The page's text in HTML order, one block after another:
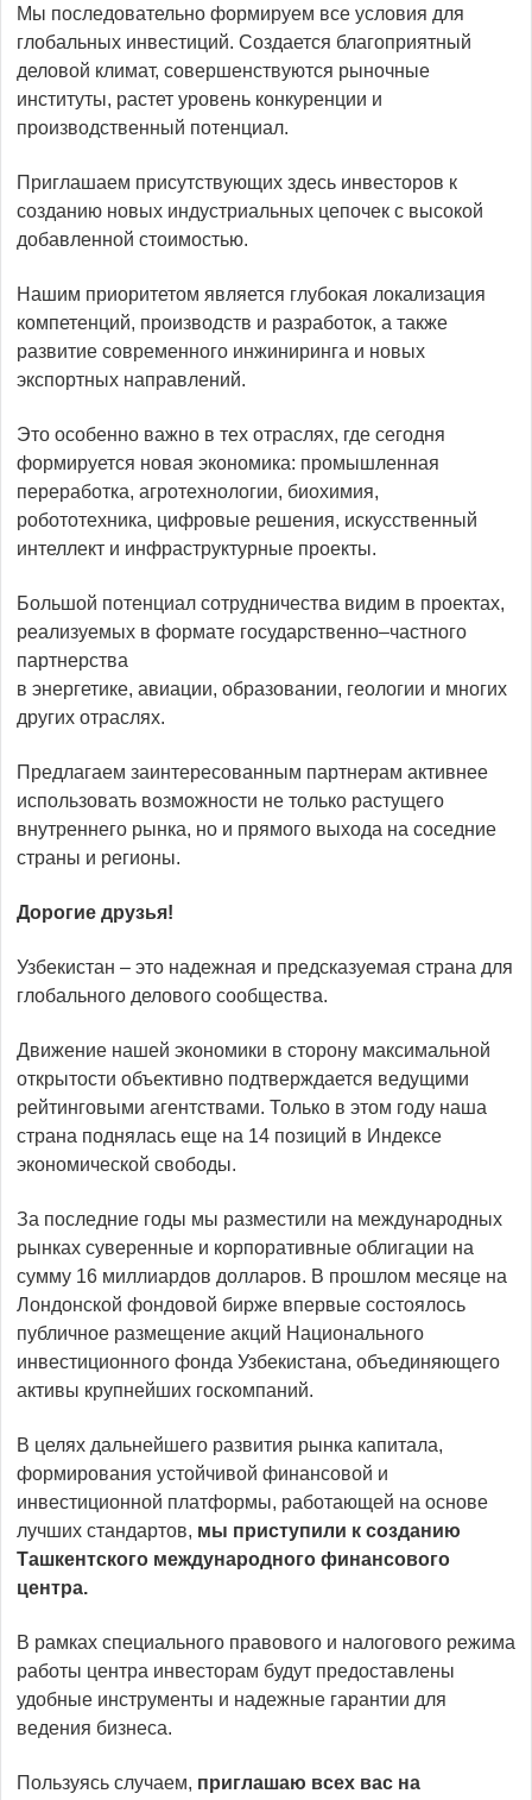
Мы последовательно формируем все условия для
глобальных инвестиций. Создается благоприятный
деловой климат, совершенствуются рыночные
институты, растет уровень конкуренции и
производственный потенциал.
Приглашаем присутствующих здесь инвесторов к
созданию новых индустриальных цепочек с высокой
добавленной стоимостью.
Нашим приоритетом является глубокая локализация
компетенций, производств и разработок, а также
развитие современного инжиниринга и новых
экспортных направлений.
Это особенно важно в тех отраслях, где сегодня
формируется новая экономика: промышленная
переработка, агротехнологии, биохимия,
робототехника, цифровые решения, искусственный
интеллект и инфраструктурные проекты.
Большой потенциал сотрудничества видим в проектах,
реализуемых в формате государственно–частного
партнерства
в энергетике, авиации, образовании, геологии и многих
других отраслях.
Предлагаем заинтересованным партнерам активнее
использовать возможности не только растущего
внутреннего рынка, но и прямого выхода на соседние
страны и регионы.
Дорогие друзья!
Узбекистан – это надежная и предсказуемая страна для
глобального делового сообщества.
Движение нашей экономики в сторону максимальной
открытости объективно подтверждается ведущими
рейтинговыми агентствами. Только в этом году наша
страна поднялась еще на 14 позиций в Индексе
экономической свободы.
За последние годы мы разместили на международных
рынках суверенные и корпоративные облигации на
сумму 16 миллиардов долларов. В прошлом месяце на
Лондонской фондовой бирже впервые состоялось
публичное размещение акций Национального
инвестиционного фонда Узбекистана, объединяющего
активы крупнейших госкомпаний.
В целях дальнейшего развития рынка капитала,
формирования устойчивой финансовой и
инвестиционной платформы, работающей на основе
лучших стандартов, мы приступили к созданию
Ташкентского международного финансового
центра.
В рамках специального правового и налогового режима
работы центра инвесторам будут предоставлены
удобные инструменты и надежные гарантии для
ведения бизнеса.
Пользуясь случаем, приглашаю всех вас на